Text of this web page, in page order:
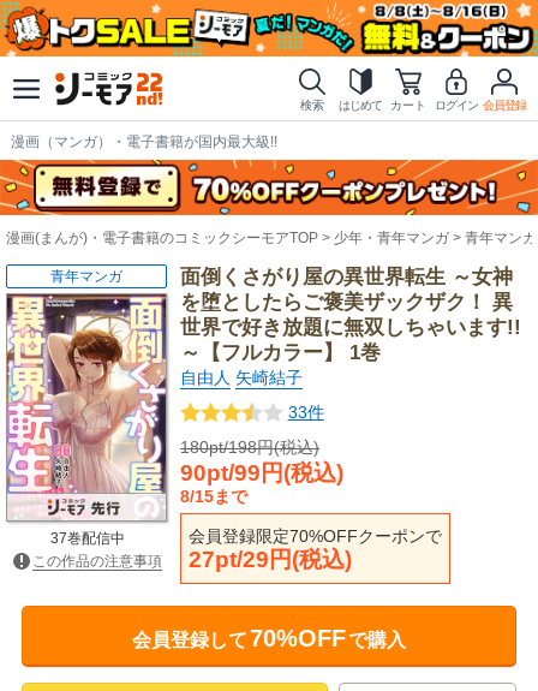
検索 はじめて カート ログイン 会員登録
漫画（マンガ）・電子書籍が国内最大級!!
漫画(まんが)・電子書籍のコミックシーモアTOP 少年・青年マンガ 青年マンガ
面倒くさがり屋の異世界転生 ～女神
を堕としたらご褒美ザックザク！ 異
世界で好き放題に無双しちゃいます!!
～【フルカラー】 1巻
自由人 矢崎結子
33件
180pt/198円(税込)
90pt/99円(税込)
8/15まで
会員登録限定70%OFFクーポンで
27pt/29円(税込)
青年マンガ
37巻配信中
この作品の注意事項
会員登録して70%OFFで購入